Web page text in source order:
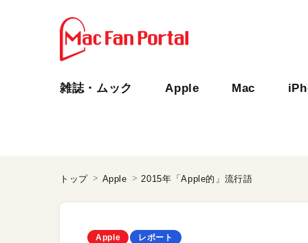
雑誌・ムック Apple Mac
トップ Apple 2015年「Apple的」流行語
Apple レポート